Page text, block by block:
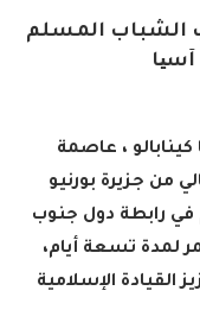
الشباب المسلم
، عاصمة
من جزيرة بورنيو
في رابطة دول جنوب
لمدة تسعة أيام،
القيادة الإسلامية